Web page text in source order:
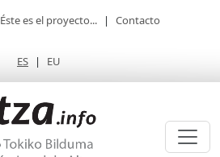
Éste es el proyecto... | Contacto
ES | EU